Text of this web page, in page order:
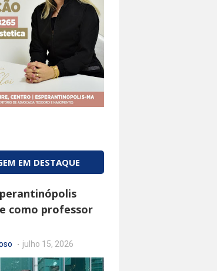
EM DESTAQUE
como professor
julho 15, 2026